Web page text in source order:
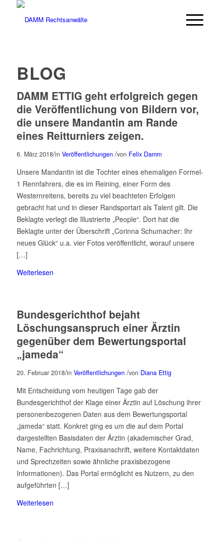
BLOG
DAMM ETTIG geht erfolgreich gegen
die Veröffentlichung von Bildern vor,
die unsere Mandantin am Rande
eines Reitturniers zeigen.
6. März 2018/in Veröffentlichungen /von Felix Damm
Unsere Mandantin ist die Tochter eines ehemaligen Formel-
1 Rennfahrers, die es im Reining, einer Form des
Westernreitens, bereits zu viel beachteten Erfolgen
gebracht hat und in dieser Randsportart als Talent gilt. Die
Beklagte verlegt die Illustrierte „People“. Dort hat die
Beklagte unter der Überschrift „Corinna Schumacher: Ihr
neues Glück“ u.a. vier Fotos veröffentlicht, worauf unsere
[…]
Weiterlesen
Bundesgerichthof bejaht
Löschungsanspruch einer Ärztin
gegenüber dem Bewertungsportal
„jameda“
20. Februar 2018/in Veröffentlichungen /von Diana Ettig
Mit Entscheidung vom heutigen Tage gab der
Bundesgerichthof der Klage einer Ärztin auf Löschung ihrer
personenbezogenen Daten aus dem Bewertungsportal
„jameda“ statt. Konkret ging es um die auf dem Portal
dargestellten Basisdaten der Ärztin (akademischer Grad,
Name, Fachrichtung, Praxisanschrift, weitere Kontaktdaten
und Sprechzeiten sowie ähnliche praxisbezogene
Informationen). Das Portal ermöglicht es Nutzern, zu den
aufgeführten […]
Weiterlesen